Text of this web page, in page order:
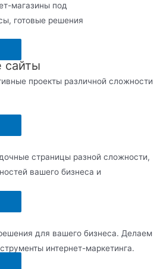
магазины под
готовые решения
сайты
проекты различной сложности
страницы разной сложности,
вашего бизнеса и
для вашего бизнеса. Делаем
интернет-маркетинга.